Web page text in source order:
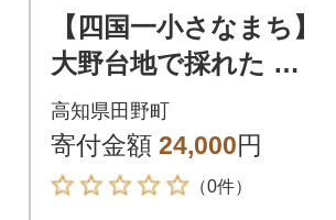
【四国一小さなまち】
大野台地で採れた 令
和6年産新じゃがいも
『とうや』 20kg
高知県田野町
寄付金額 24,000円
（0件）